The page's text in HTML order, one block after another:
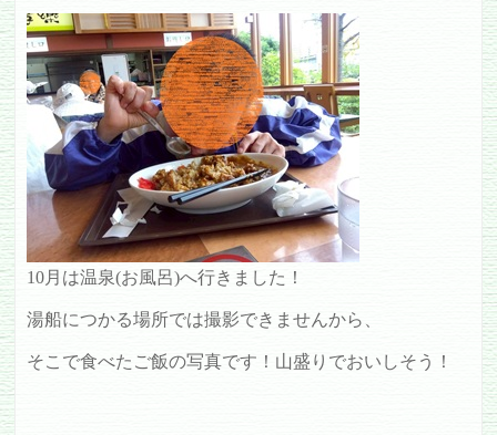
10月は温泉(お風呂)へ行きました！
湯船につかる場所では撮影できませんから、
そこで食べたご飯の写真です！山盛りでおいしそう！